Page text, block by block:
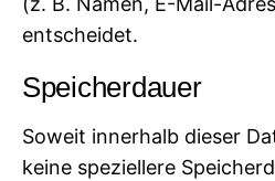
entscheidet.
Speicherdauer
Soweit innerhalb dieser
keine speziellere